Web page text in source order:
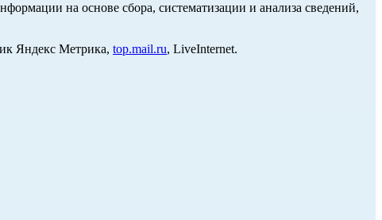
на основе сбора, систематизации и анализа сведений,
Яндекс Метрика, top.mail.ru, LiveInternet.